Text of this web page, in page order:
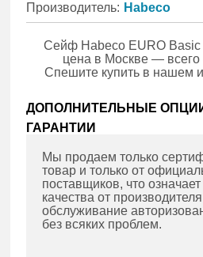
Производитель: Habeco
Сейф Habeco EURO
цена в Москве — всего
Спешите купить в нашем
ДОПОЛНИТЕЛЬНЫЕ
ГАРАНТИИ
Мы продаем только
товар и только от
поставщиков, что
качества от
обслуживание
без всяких проблем.